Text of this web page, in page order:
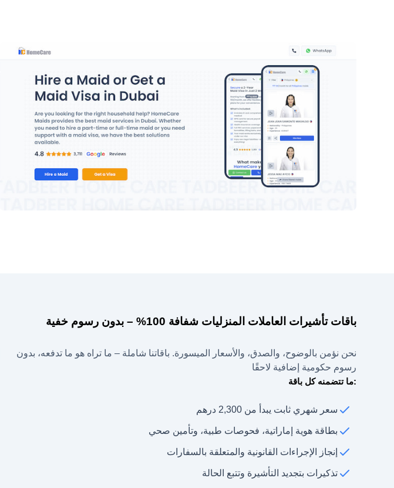
باقات تأشيرات العاملات المنزليات شفافة 100% – بدون رسوم خفية
نحن نؤمن بالوضوح، والصدق، والأسعار الميسورة. باقاتنا شاملة – ما تراه هو ما تدفعه، بدون
رسوم حكومية إضافية لاحقًا
:ما تتضمنه كل باقة
سعر شهري ثابت يبدأ من 2,300 درهم
بطاقة هوية إماراتية، فحوصات طبية، وتأمين صحي
إنجاز الإجراءات القانونية والمتعلقة بالسفارات
تذكيرات بتجديد التأشيرة وتتبع الحالة